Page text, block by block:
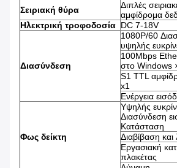
Σειριακή θύρα
Διπλές
αμφίδρομα
Ηλεκτρική τροφοδοσία DC 7-18V
Διασύνδεση
1080P/60
υψηλής
100Mbps
στο Windows
S1 TTL
x1
Ενέργεια
Φως δείκτη
Υψηλής
Διασύνδεση
Κατάσταση
Διαβίβαση
Εργασιακή
πλακέτας